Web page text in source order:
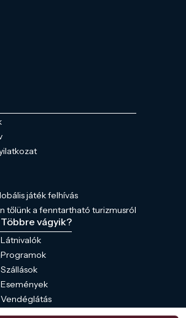
játék felhívás
tőlünk a fenntartható turizmusról
Többre vágyik?
Látnivalók
Programok
Szállások
Események
Vendéglátás
Hírek